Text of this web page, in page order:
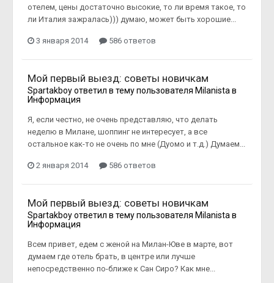
отелем, цены достаточно высокие, то ли время такое, то
ли Италия зажралась))) думаю, может быть хорошие...
3 января 2014 586 ответов
Мой первый выезд: советы новичкам
Spartakboyответил в тему пользователя Milanista в
Информация
Я, если честно, не очень представляю, что делать
неделю в Милане, шоппинг не интересует, а все
остальное как-то не очень по мне (Дуомо и т.д.) Думаем...
2 января 2014 586 ответов
Мой первый выезд: советы новичкам
Spartakboyответил в тему пользователя Milanista в
Информация
Всем привет, едем с женой на Милан-Юве в марте, вот
думаем где отель брать, в центре или лучше
непосредственно по-ближе к Сан Сиро? Как мне...